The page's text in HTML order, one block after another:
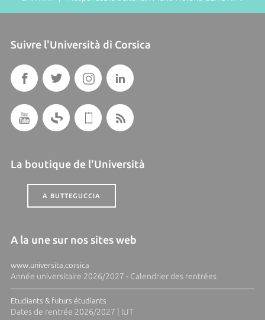
Suivre l'Università di Corsica
La boutique de l'Università
A BUTTEGUCCIA
A la une sur nos sites web
www.universita.corsica
Année universitaire 2026/2027 - Calendrier des rentrées
Etudiants & futurs étudiants
Dates de rentrée 2026/2027 | IUT